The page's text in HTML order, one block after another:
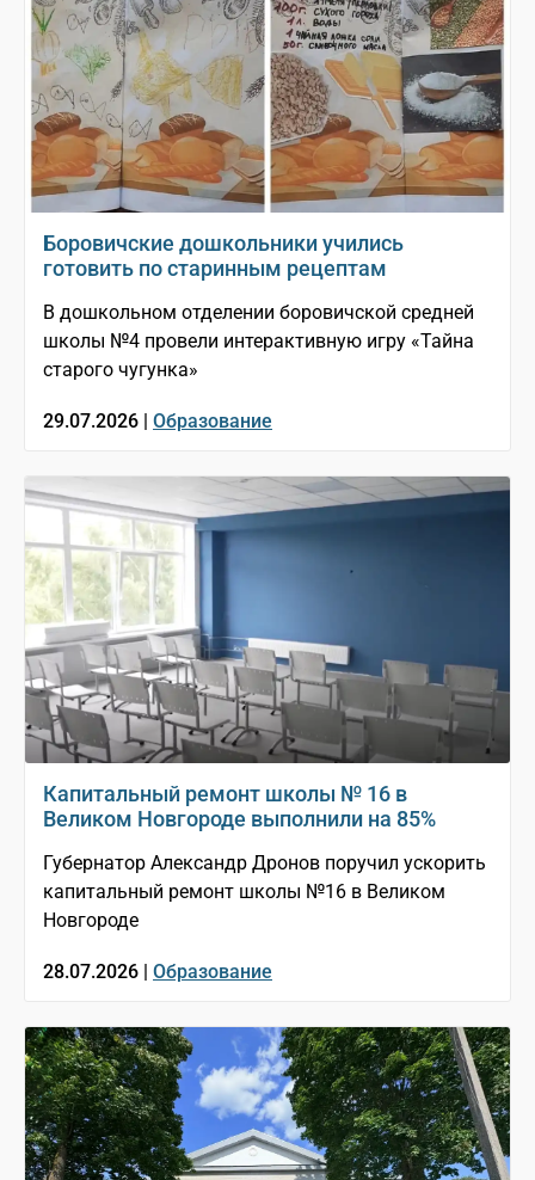
Боровичские дошкольники учились
готовить по старинным рецептам
В дошкольном отделении боровичской средней
школы №4 провели интерактивную игру «Тайна
старого чугунка»
29.07.2026 | Образование
Капитальный ремонт школы № 16 в
Великом Новгороде выполнили на 85%
Губернатор Александр Дронов поручил ускорить
капитальный ремонт школы №16 в Великом
Новгороде
28.07.2026 | Образование